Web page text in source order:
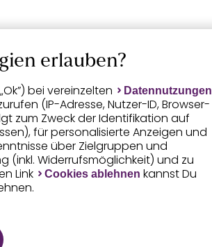
erlauben?
bei vereinzelten Datennutzungen
(IP-Adresse, Nutzer-ID, Browser-
zum Zweck der Identifikation auf
für personalisierte Anzeigen und
über Zielgruppen und
(inkl. Widerrufsmöglichkeit) und zu
Link Cookies ablehnen kannst Du